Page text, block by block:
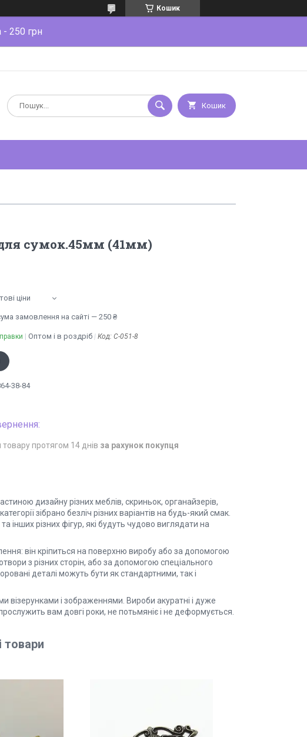
Кошик
- 250 грн
Кошик
сумок.45мм (41мм)
ціни
замовлення на сайті — 250 ₴
Оптом і в роздріб Код: C-051-8
38-84
протягом 14 днів за рахунок покупця
дизайну різних меблів, скриньок, органайзерів,
зібрано безліч різних варіантів на будь-який смак.
інших різних фігур, які будуть чудово виглядати на
він кріпиться на поверхню виробу або за допомогою
з різних сторін, або за допомогою спеціального
деталі можуть бути як стандартними, так і
візерунками і зображеннями. Вироби акуратні і дуже
вам довгі роки, не потьмяніє і не деформується.
товари